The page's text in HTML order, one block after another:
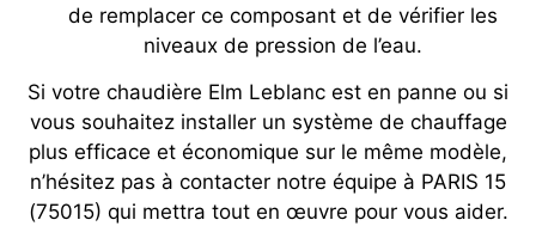
de remplacer ce composant et de vérifier les
niveaux de pression de l’eau.
Si votre chaudière Elm Leblanc est en panne ou si
vous souhaitez installer un système de chauffage
plus efficace et économique sur le même modèle,
n’hésitez pas à contacter notre équipe à PARIS 15
(75015) qui mettra tout en œuvre pour vous aider.